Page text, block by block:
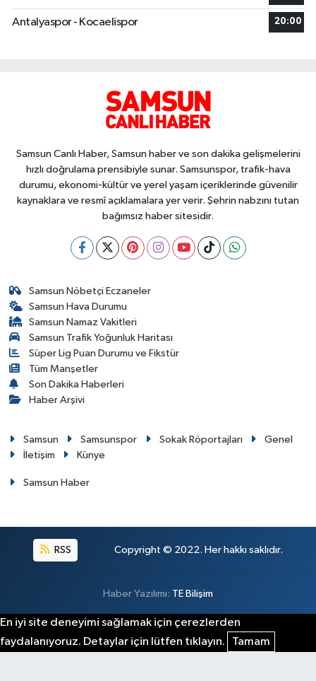
Antalyaspor - Kocaelispor 20:00
Samsun Canlı Haber, Samsun haber ve son dakika gelişmelerini
hızlı doğrulama prensibiyle sunar. Samsunspor, trafik-hava
durumu, ekonomi-kültür ve yerel yaşam içeriklerinde güvenilir
kaynaklara ve resmî açıklamalara yer verir. Şehrin nabzını tutan
bağımsız haber sitesidir.
Samsun Nöbetçi Eczaneler
Samsun Hava Durumu
Samsun Namaz Vakitleri
Samsun Trafik Yoğunluk Haritası
Süper Lig Puan Durumu ve Fikstür
Tüm Manşetler
Son Dakika Haberleri
Haber Arşivi
Samsun Samsunspor Sokak Röportajları
Genel
İletişim
Künye
Samsun Haber
RSS Copyright © 2022. Her hakkı saklıdır.
Haber Yazılımı: TE Bilişim
En iyi site deneyimi sağlamak için çerezlerden
faydalanıyoruz. Detaylar için lütfen tıklayın.
Tamam